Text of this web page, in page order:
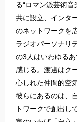
る“ロマン派芸術音
共に設立、インタ
のネットワークを
ラジオパーソナリ
の3人はいわゆる
感じる。渡邊はク
心しれた仲間的空
彼らにあるのは、
トワークで創出し